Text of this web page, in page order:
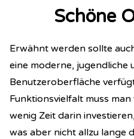
Schöne
Erwähnt werden sollte
eine moderne, jugendliche
Benutzeroberfläche
Funktionsvielfalt muss
wenig Zeit darin
was aber nicht allzu lange